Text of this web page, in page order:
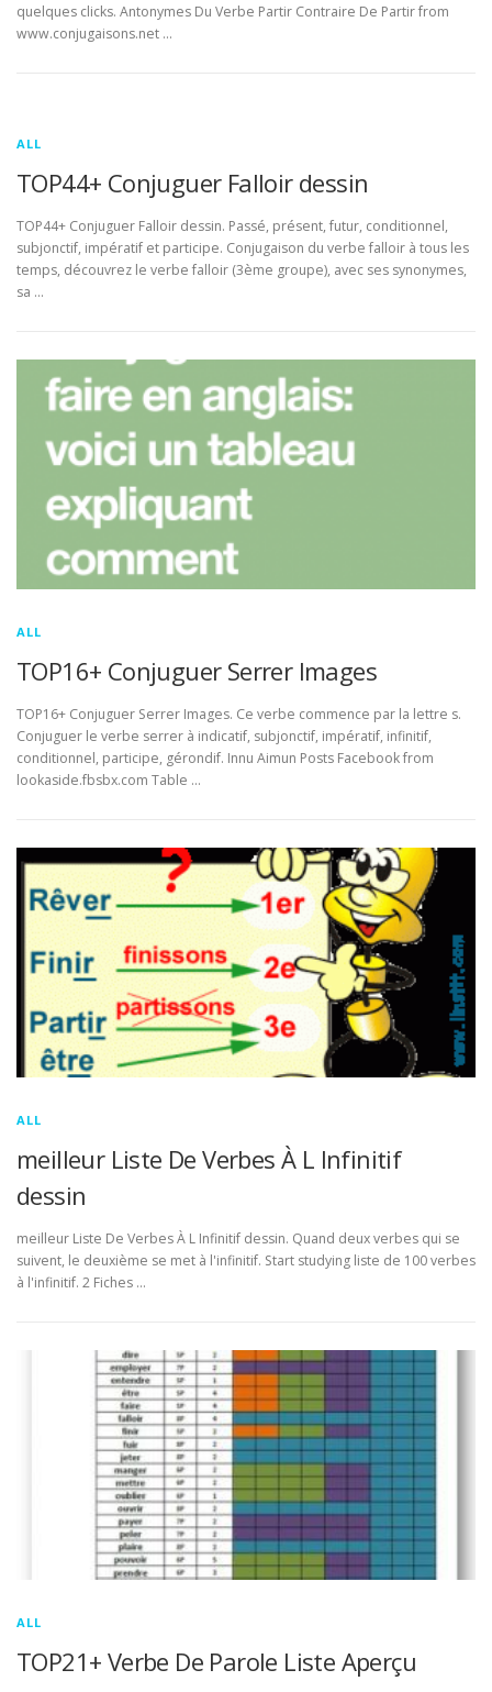
quelques clicks. Antonymes Du Verbe Partir Contraire De Partir from
www.conjugaisons.net …
ALL
TOP44+ Conjuguer Falloir dessin
TOP44+ Conjuguer Falloir dessin. Passé, présent, futur, conditionnel,
subjonctif, impératif et participe. Conjugaison du verbe falloir à tous les
temps, découvrez le verbe falloir (3ème groupe), avec ses synonymes,
sa …
ALL
TOP16+ Conjuguer Serrer Images
TOP16+ Conjuguer Serrer Images. Ce verbe commence par la lettre s.
Conjuguer le verbe serrer à indicatif, subjonctif, impératif, infinitif,
conditionnel, participe, gérondif. Innu Aimun Posts Facebook from
lookaside.fbsbx.com Table …
ALL
meilleur Liste De Verbes À L Infinitif
dessin
meilleur Liste De Verbes À L Infinitif dessin. Quand deux verbes qui se
suivent, le deuxième se met à l'infinitif. Start studying liste de 100 verbes
à l'infinitif. 2 Fiches …
ALL
TOP21+ Verbe De Parole Liste Aperçu